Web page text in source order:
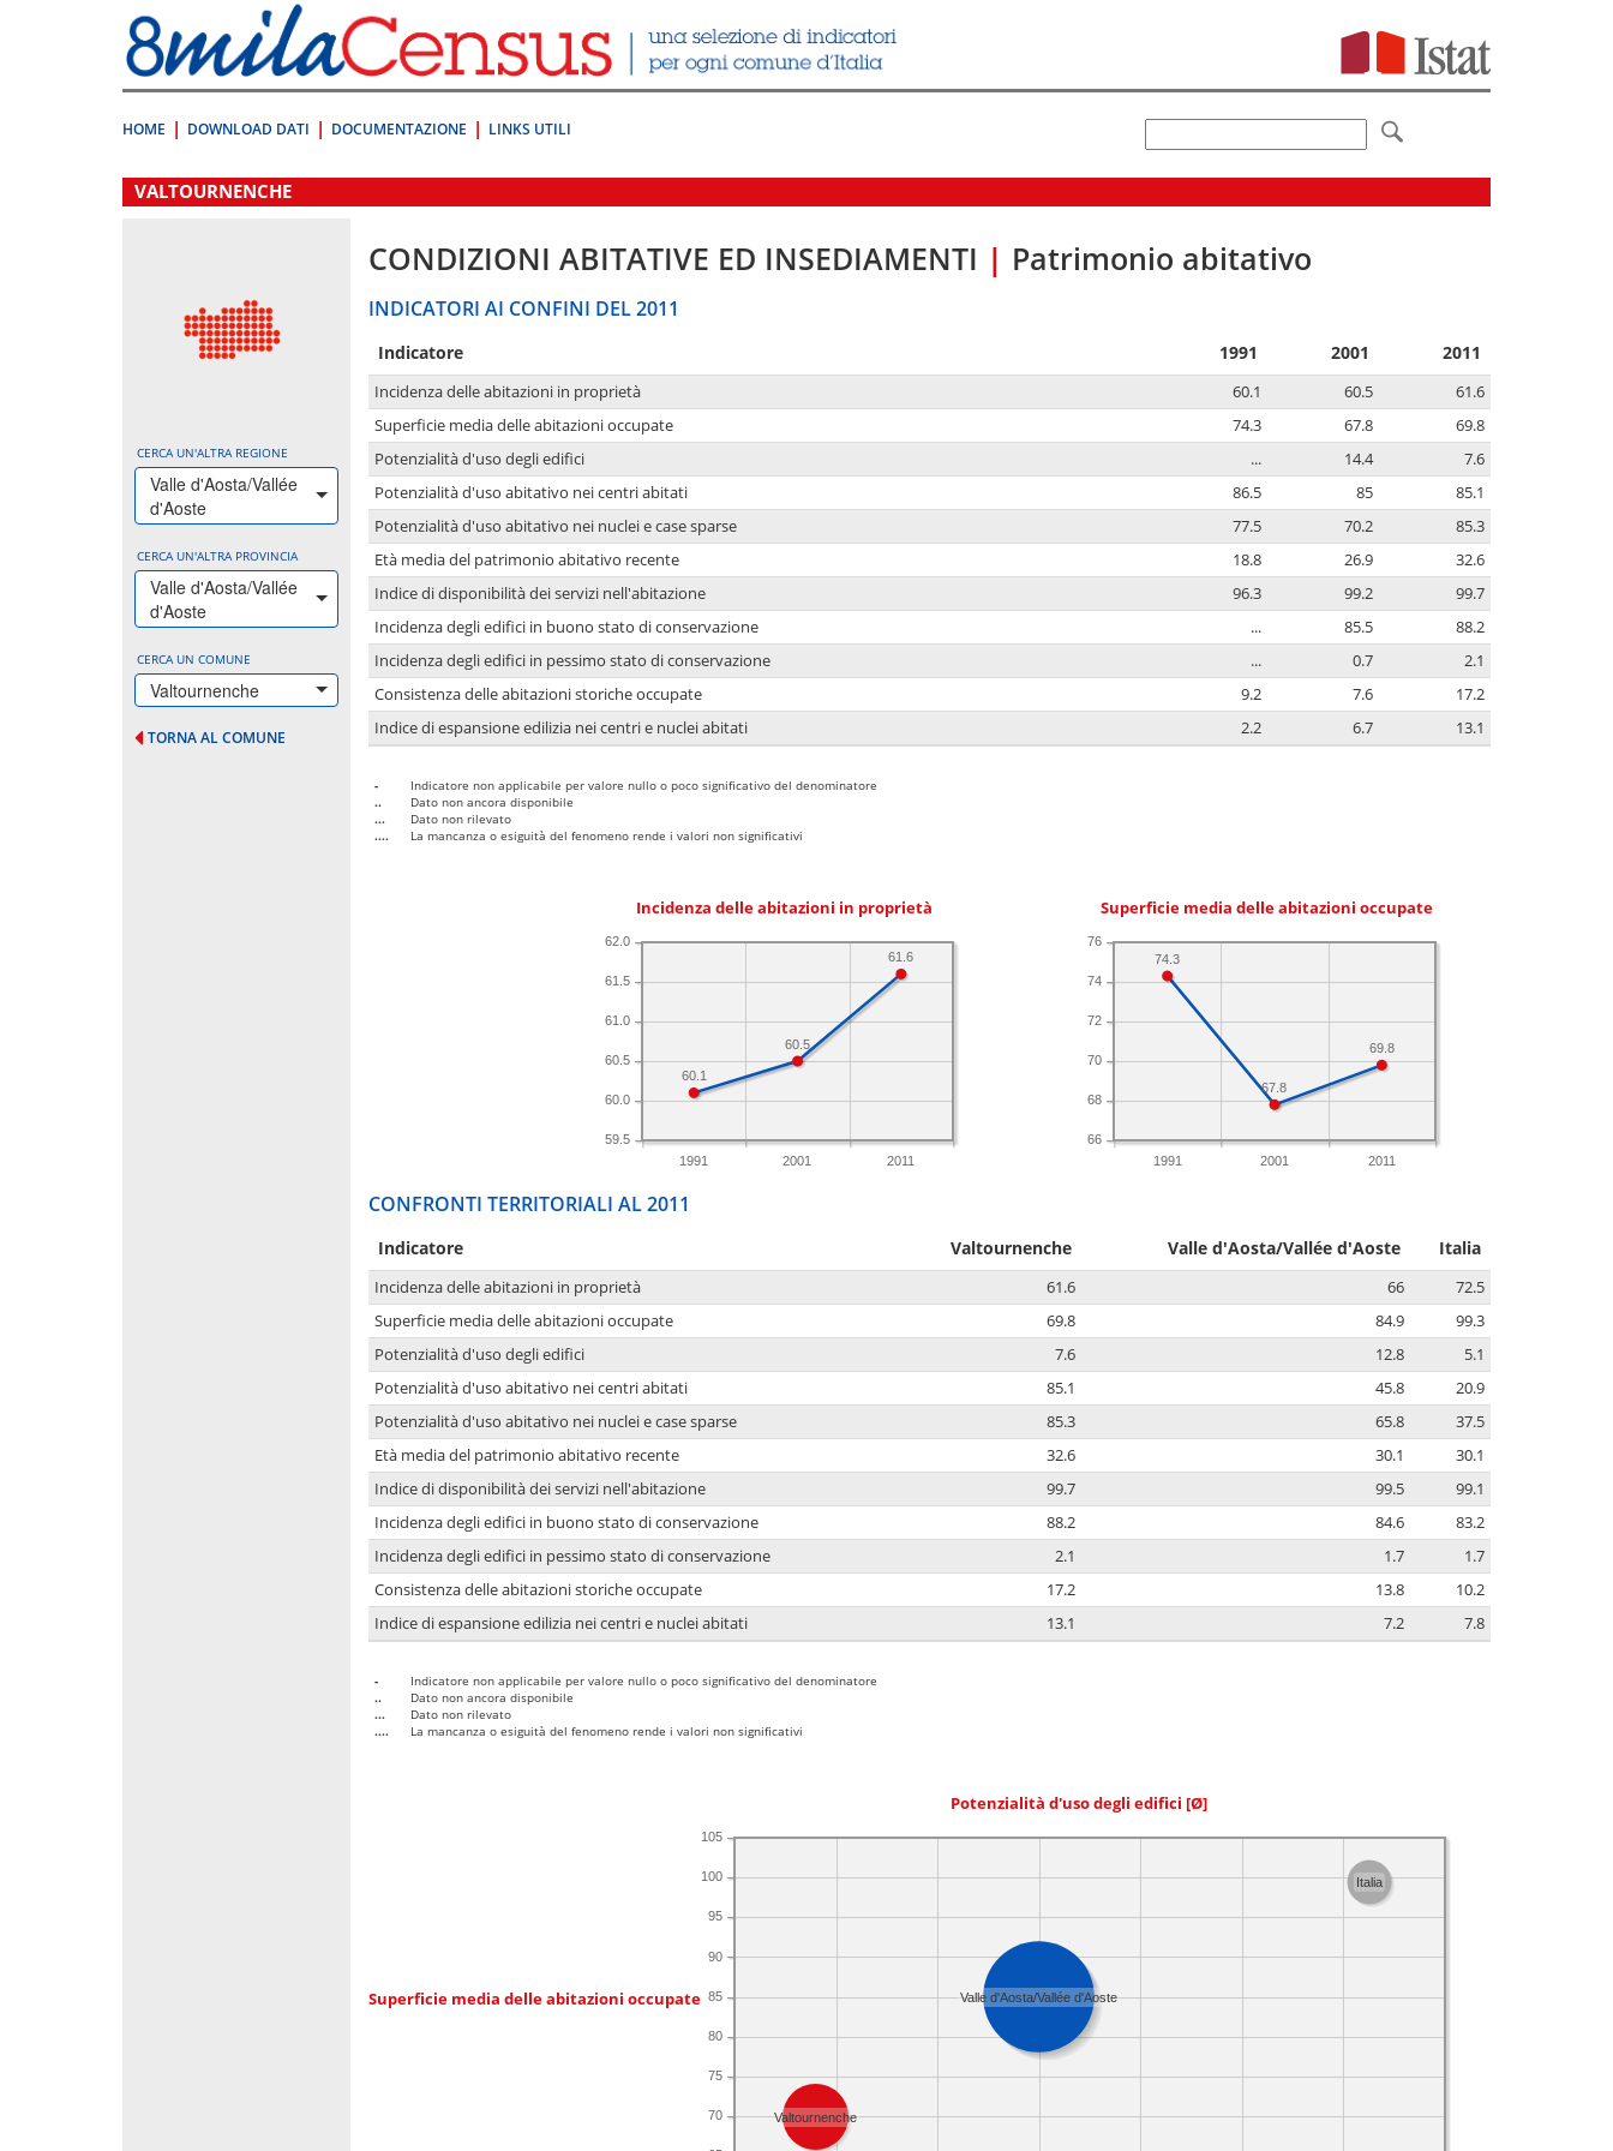
direttamente
a:
Contenuto
HOME DOWNLOAD DATI DOCUMENTAZIONE LINKS UTILI
.
VALTOURNENCHE
CERCA UN'ALTRA REGIONE
Valle d'Aosta/Vallée
d'Aoste
CERCA UN'ALTRA PROVINCIA
Valle d'Aosta/Vallée
d'Aoste
CERCA UN COMUNE
Valtournenche
TORNA AL COMUNE
CONDIZIONI ABITATIVE ED INSEDIAMENTI | Patrimonio abitativo
INDICATORI AI CONFINI DEL 2011
Indicatore 1991 2001 2011
Incidenza delle abitazioni in proprietà 60.1 60.5
61.6
Superficie media delle abitazioni occupate
74.3 67.8
69.8
Potenzialità d'uso degli edifici
... 14.4
7.6
Potenzialità d'uso abitativo nei centri abitati
86.5 85
85.1
Potenzialità d'uso abitativo nei nuclei e case sparse
77.5 70.2
85.3
Età media del patrimonio abitativo recente
18.8 26.9
32.6
Indice di disponibilità dei servizi nell'abitazione
96.3 99.2
99.7
Incidenza degli edifici in buono stato di conservazione
... 85.5
88.2
Incidenza degli edifici in pessimo stato di conservazione
... 0.7
2.1
Consistenza delle abitazioni storiche occupate
9.2 7.6
17.2
Indice di espansione edilizia nei centri e nuclei abitati
2.2 6.7 13.1
-
Indicatore non applicabile per valore nullo o poco significativo del denominatore
..
Dato non ancora disponibile
...
Dato non rilevato
....
La mancanza o esiguità del fenomeno rende i valori non significativi
Incidenza delle abitazioni in proprietà
1991 2001 2011
59.5
60.0
60.5
61.0
61.5
62.0
61.6
60.5
60.1
Superficie media delle abitazioni occupate
1991 2001 2011
66
68
70
72
74
76
69.8
67.8
74.3
CONFRONTI TERRITORIALI AL 2011
Indicatore Valtournenche Valle d'Aosta/Vallée d'Aoste Italia
Incidenza delle abitazioni in proprietà 61.6 66
72.5
Superficie media delle abitazioni occupate
69.8 84.9
99.3
Potenzialità d'uso degli edifici
7.6 12.8
5.1
Potenzialità d'uso abitativo nei centri abitati
85.1 45.8
20.9
Potenzialità d'uso abitativo nei nuclei e case sparse
85.3 65.8
37.5
Età media del patrimonio abitativo recente
32.6 30.1
30.1
Indice di disponibilità dei servizi nell'abitazione
99.7 99.5
99.1
Incidenza degli edifici in buono stato di conservazione
88.2 84.6
83.2
Incidenza degli edifici in pessimo stato di conservazione
2.1 1.7
1.7
Consistenza delle abitazioni storiche occupate
17.2 13.8
10.2
Indice di espansione edilizia nei centri e nuclei abitati
13.1 7.2 7.8
-
Indicatore non applicabile per valore nullo o poco significativo del denominatore
..
Dato non ancora disponibile
...
Dato non rilevato
....
La mancanza o esiguità del fenomeno rende i valori non significativi
Potenzialità d'uso degli edifici [Ø]
Superficie media delle abitazioni occupate
70
75
80
85
90
95
100
105
Valle d'Aosta/Vallée d'Aoste
Valtournenche
Italia